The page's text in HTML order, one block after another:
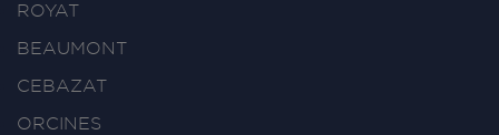
ROYAT
BEAUMONT
CEBAZAT
ORCINES